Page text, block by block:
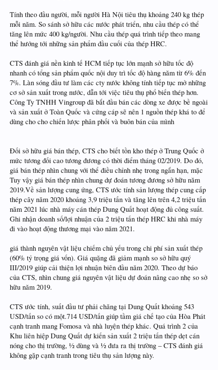
Tính theo đầu người, mỗi người Hà Nội tiêu thụ khoảng 240 kg thép
mỗi năm. So sánh sở hữu các nước phát triển, nhu cầu thép có thể
tăng lên mức 400 kg/người. Nhu cầu thép quá trình tiếp theo mang
thể hướng tới những sản phẩm đầu cuối của thép HRC.
CTS đánh giá nền kinh tế HCM tiếp tục lớn mạnh sở hữu tốc độ
nhanh có tổng sản phẩm quốc nội duy trì tốc độ hàng năm từ 6% đến
7%. Làn sóng đầu tư làm các cty nước không tính tiếp tục mở những
cơ sở sản xuất trong nước, dẫn tới việc tiêu thụ phổ biến thép hơn.
Công Ty TNHH Vingroup đã bắt đầu bán các dòng xe được bề ngoài
và sản xuất ở Toàn Quốc và cứng cáp sẽ nên 1 nguồn thép khá to để
dùng cho cho chiến lược phân phối và buôn bán của mình
Đối sở hữu giá bán thép, CTS cho biết tồn kho thép ở Trung Quốc ở
mức tương đối cao tương đương có thời điểm tháng 02/2019. Do đó,
giá bán thép nhìn chung với thể điều chỉnh nhẹ trong ngắn hạn, mặc
Tuy vậy giá bán thép nhìn chung dự đoán tương đương sở hữu năm
2019.Về sản lượng cung ứng, CTS ước tính sản lượng thép cung cấp
thép cây năm 2020 khoảng 3,9 triệu tấn và tăng lên trên 4,2 triệu tấn
năm 2021 lúc nhà máy cán thép Dung Quất hoạt động đủ công suất.
Ghi nhận doanh số/lợi nhuận của 2 triệu tấn thép HRC khi nhà máy
đi vào hoạt động thương mại vào năm 2021.
giá thành nguyên vật liệu chiếm chủ yếu trong chi phí sản xuất thép
(60% tỷ trọng giá vốn). Giá quặng đã giảm mạnh so sở hữu quý
III/2019 giúp cải thiện lợi nhuận biên đầu năm 2020. Theo dự báo
của CTS, nhìn chung giá nguyên vật liệu dự đoán nâng cao nhẹ so sở
hữu năm 2019.
CTS ước tính, suất đầu tư phải chăng tại Dung Quất khoảng 543
USD/tấn so có một.714 USD/tấn giúp tầm giá chế tạo của Hòa Phát
cạnh tranh mang Fomosa và nhà luyện thép khác. Quá trình 2 của
Khu liên hiệp Dung Quất dự kiến sản xuất 2 triệu tấn thép dẹt cán
nóng cho thị trường, ½ dùng và ½ đưa ra thị trường – CTS đánh giá
không gặp cạnh tranh trong tiêu thụ sản lượng này.